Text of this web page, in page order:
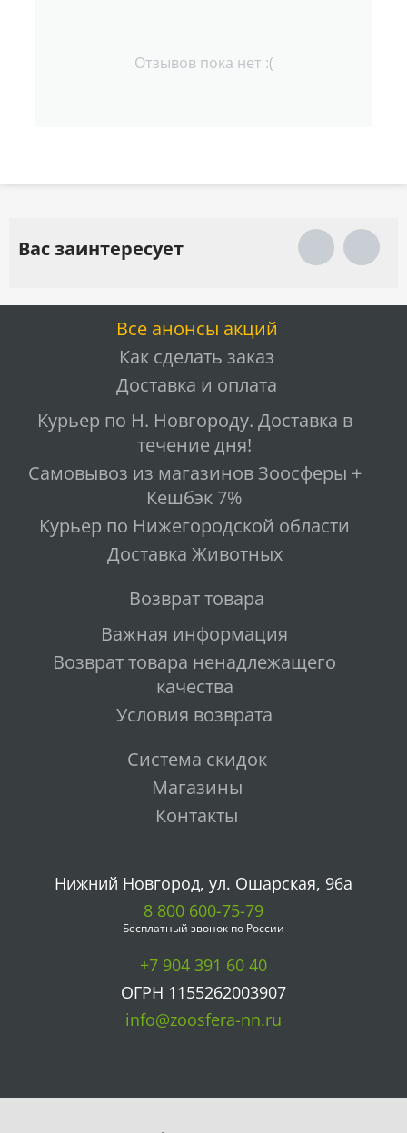
Отзывов пока нет :(
Вас заинтересует
Все анонсы акций
Как сделать заказ
Доставка и оплата
Курьер по Н. Новгороду. Доставка в
течение дня!
Самовывоз из магазинов Зоосферы +
Кешбэк 7%
Курьер по Нижегородской области
Доставка Животных
Возврат товара
Важная информация
Возврат товара ненадлежащего
качества
Условия возврата
Система скидок
Магазины
Контакты
Нижний Новгород, ул. Ошарская, 96а
8 800 600-75-79
Бесплатный звонок по России
+7 904 391 60 40
ОГРН 1155262003907
info@zoosfera-nn.ru